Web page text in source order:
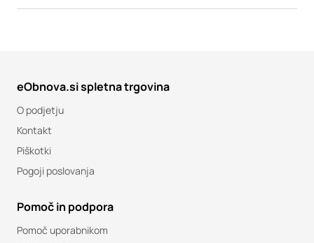
eObnova.si spletna trgovina
O podjetju
Kontakt
Piškotki
Pogoji poslovanja
Pomoč in podpora
Pomoč uporabnikom